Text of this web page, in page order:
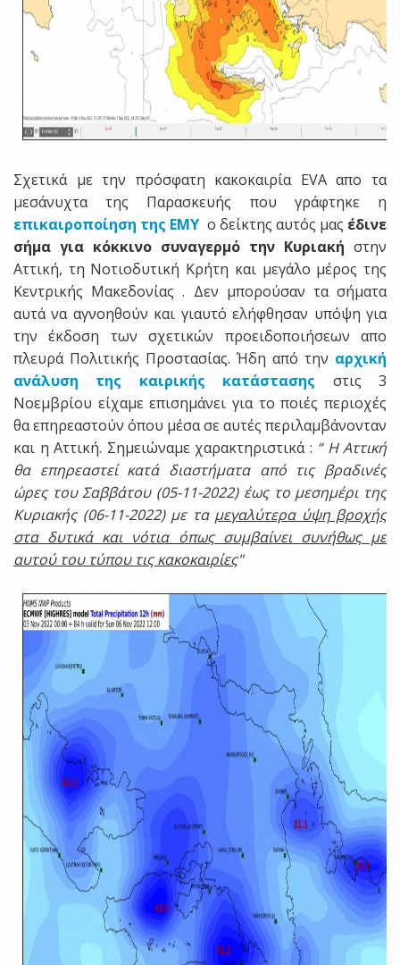
Σχετικά με την πρόσφατη κακοκαιρία EVA απο τα
μεσάνυχτα της Παρασκευής που γράφτηκε η
επικαιροποίηση της ΕΜΥ ο δείκτης αυτός μας έδινε
σήμα για κόκκινο συναγερμό την Κυριακή στην
Αττική, τη Νοτιοδυτική Κρήτη και μεγάλο μέρος της
Κεντρικής Μακεδονίας . Δεν μπορούσαν τα σήματα
αυτά να αγνοηθούν και γιαυτό ελήφθησαν υπόψη για
την έκδοση των σχετικών προειδοποιήσεων απο
πλευρά Πολιτικής Προστασίας. Ήδη από την αρχική
ανάλυση της καιρικής κατάστασης στις 3
Νοεμβρίου είχαμε επισημάνει για το ποιές περιοχές
θα επηρεαστούν όπου μέσα σε αυτές περιλαμβάνονταν
και η Αττική. Σημειώναμε χαρακτηριστικά : “ Η Αττική
θα επηρεαστεί κατά διαστήματα από τις βραδινές
ώρες του Σαββάτου (05-11-2022) έως το μεσημέρι της
Κυριακής (06-11-2022) με τα μεγαλύτερα ύψη βροχής
στα δυτικά και νότια όπως συμβαίνει συνήθως με
αυτού του τύπου τις κακοκαιρίες"